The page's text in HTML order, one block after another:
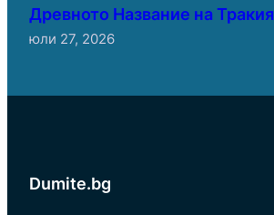
Древното Название на Тракия
юли 27, 2026
Dumite.bg